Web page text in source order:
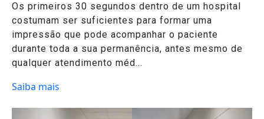
Os primeiros 30 segundos dentro de um hospital
costumam ser suficientes para formar uma
impressão que pode acompanhar o paciente
durante toda a sua permanência, antes mesmo de
qualquer atendimento méd...
Saiba mais